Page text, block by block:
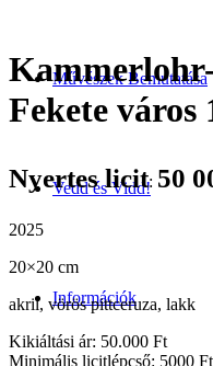
Művészek Bemutatása
Vedd és Vidd!
Információk
Fekete város
Nyertes licit: 50
2025
20×20 cm
akril, vörös pittceruza, lakk
Kikiáltási ár: 50.000 Ft
Minimális licitlépcső: 5000 Ft